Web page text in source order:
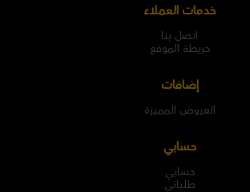
خدمات العملاء
اتصل بنا
خريطة الموقع
إضافات
العروض المميزة
حسابي
حسابي
طلباتي